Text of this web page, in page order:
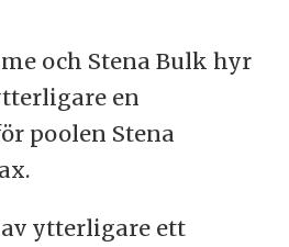
och Stena Bulk hyr
en
poolen Stena
ytterligare ett